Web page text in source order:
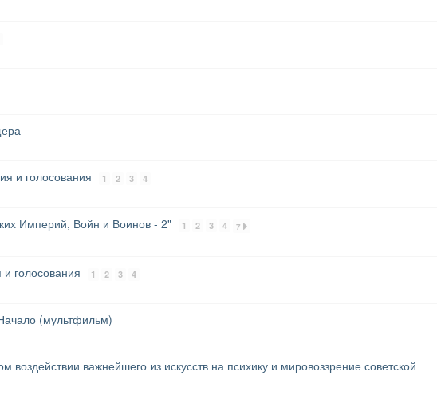
и голосования 1 2 3 4
Империй, Войн и Воинов - 2" 1 2 3 4 7
голосования 1 2 3 4
(мультфильм)
воздействии важнейшего из искусств на психику и мировоззрение советской